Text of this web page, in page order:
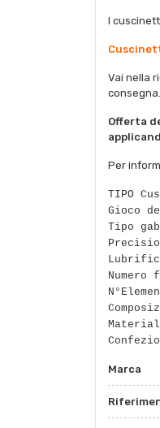
I
Vai nella
consegna.
Offerta
Per
TIPO
Gioco
Tipo
Marca